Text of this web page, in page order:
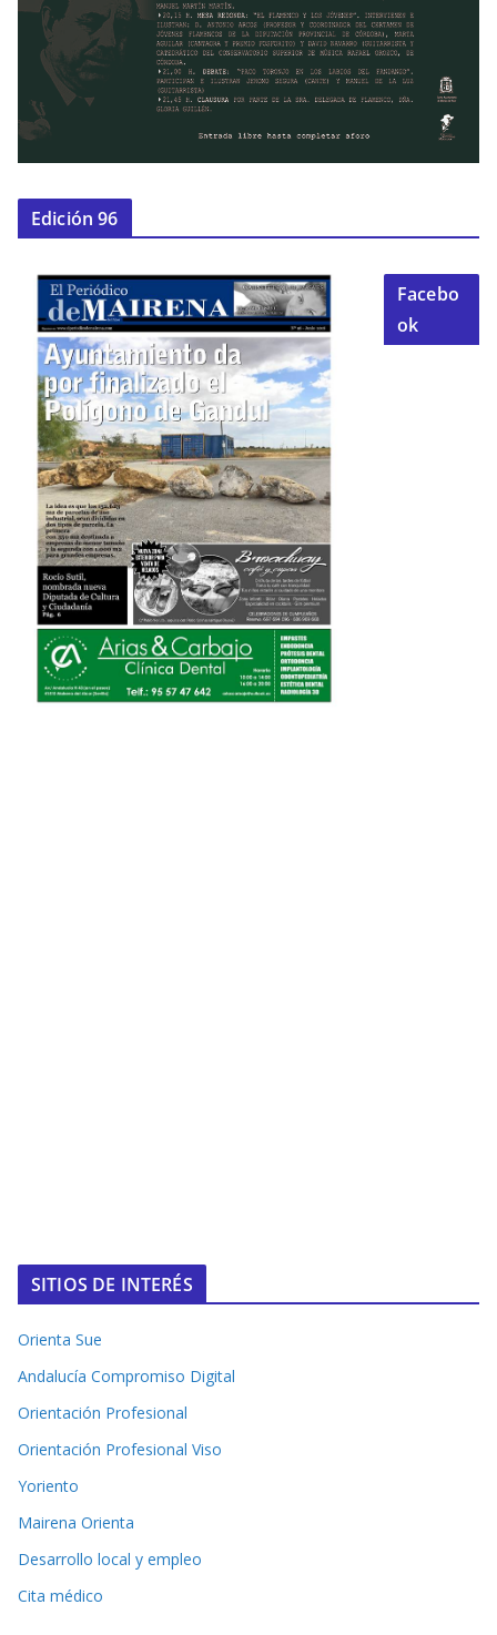
Edición 96
Facebo
ok
SITIOS DE INTERÉS
Orienta Sue
Andalucía Compromiso Digital
Orientación Profesional
Orientación Profesional Viso
Yoriento
Mairena Orienta
Desarrollo local y empleo
Cita médico